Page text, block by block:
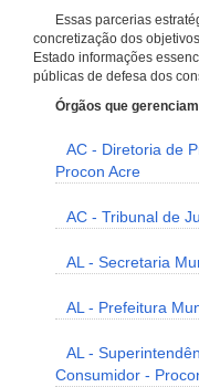
Essas parcerias
concretização dos
Estado informações
públicas de defesa dos
Órgãos que
AC - Diretoria de
Procon Acre
AC - Tribunal de
AL - Secretaria
AL - Prefeitura
AL -
Consumidor -